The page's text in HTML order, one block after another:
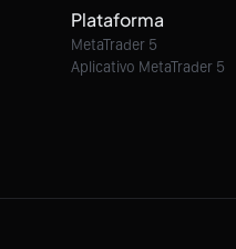
Plataforma
MetaTrader 5
Aplicativo MetaTrader 5